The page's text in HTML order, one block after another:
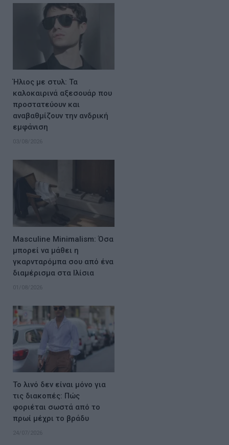
Ήλιος με στυλ: Τα
καλοκαιρινά αξεσουάρ που
προστατεύουν και
αναβαθμίζουν την ανδρική
εμφάνιση
03/08/2026
Masculine Minimalism: Όσα
μπορεί να μάθει η
γκαρνταρόμπα σου από ένα
διαμέρισμα στα Ιλίσια
01/08/2026
Το λινό δεν είναι μόνο για
τις διακοπές: Πώς
φοριέται σωστά από το
πρωί μέχρι το βράδυ
24/07/2026